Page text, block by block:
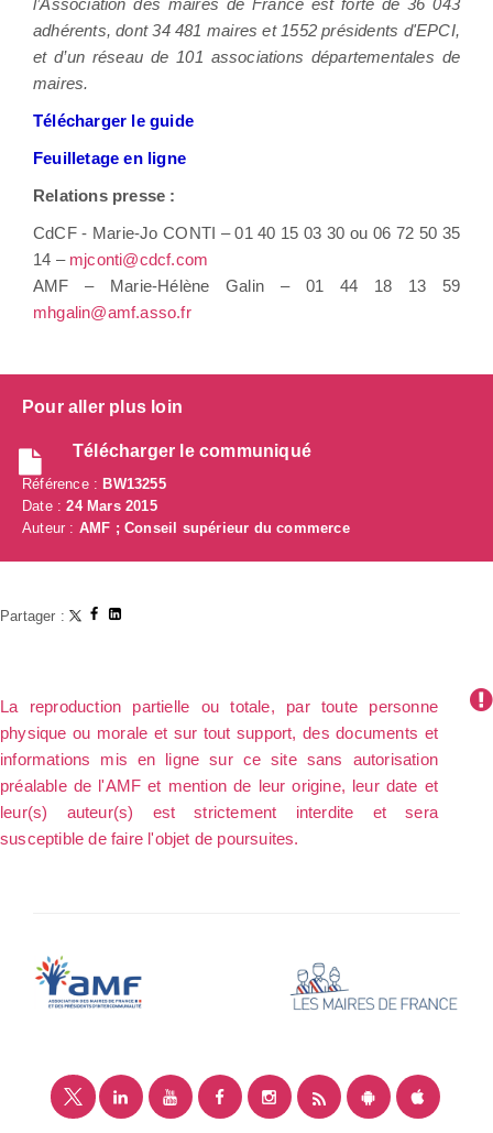
adhérents, dont 34 481 maires et 1552 présidents d'EPCI,
et d’un réseau de 101 associations départementales de
maires.
Télécharger le guide
Feuilletage en ligne
Relations presse :
CdCF - Marie-Jo CONTI – 01 40 15 03 30 ou 06 72 50 35
14 – mjconti@cdcf.com
AMF – Marie-Hélène Galin – 01 44 18 13 59
mhgalin@amf.asso.fr
Pour aller plus loin
Télécharger le communiqué
Référence : BW13255
Date :24 Mars 2015
Auteur : AMF ; Conseil supérieur du commerce
Partager :
La reproduction partielle ou totale, par toute personne
physique ou morale et sur tout support, des documents et
informations mis en ligne sur ce site sans autorisation
préalable de l'AMF et mention de leur origine, leur date et
leur(s) auteur(s) est strictement interdite et sera
susceptible de faire l'objet de poursuites.